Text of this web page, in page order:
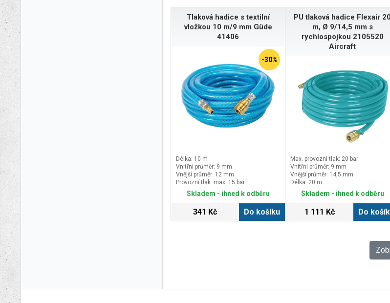
Tlaková hadice s textilní
vložkou 10 m/9 mm Güde
41406
-30%
Délka: 10 m
Vnitřní průměr: 9 mm
Vnější průměr: 12 mm
Provozní tlak: max. 15 bar
Skladem - ihned k odběru
341 Kč Do košíku
PU tlaková hadice Flexair 20
m, Ø 9/14,5 mm s
rychlospojkou 2105520
Aircraft
Max. provozní tlak: 20 bar
Vnitřní průměr: 9 mm
Vnější průměr: 14,5 mm
Délka: 20 m
Skladem - ihned k odběru
1 111 Kč Do